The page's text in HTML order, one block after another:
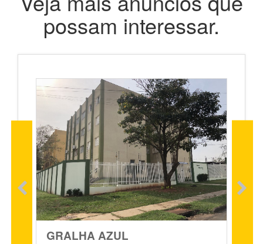
possam interessar.
GRALHA AZUL